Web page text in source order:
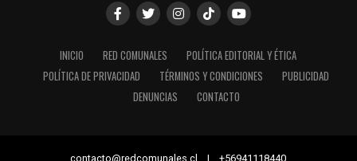
INICIO RED COMUNALES
POLÍTICA EDITORIAL Y ÉTICA
POLÍTICA DE PRIVACIDAD
TÉRMINOS Y CONDICIONES
PUBLICIDAD
DENUNCIAS
CONTACTO
contacto@redcomunales.cl | +56941118440